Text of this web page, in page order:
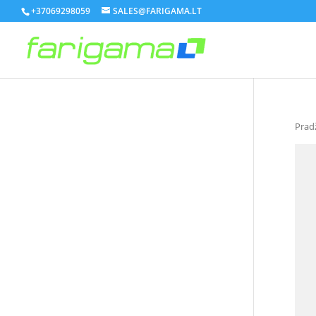
+37069298059 SALES@FARIGAMA.LT